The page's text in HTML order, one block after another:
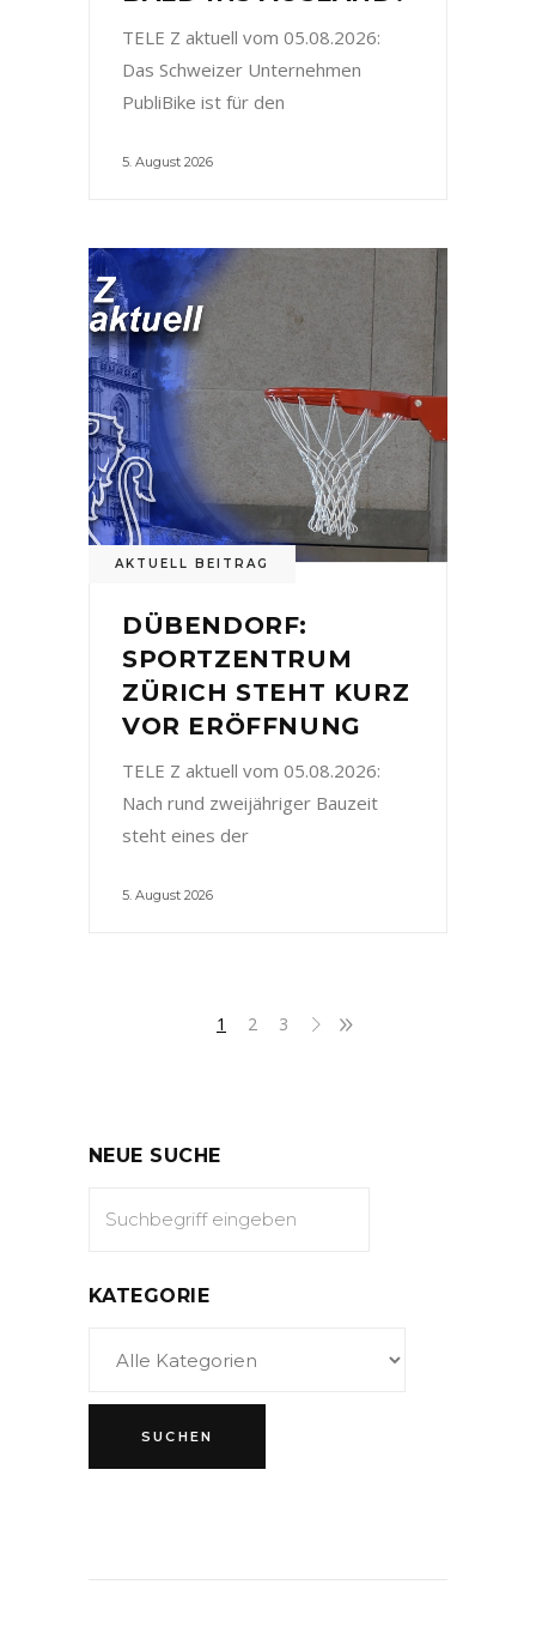
TELE Z aktuell vom 05.08.2026:
Das Schweizer Unternehmen
PubliBike ist für den
5. August 2026
AKTUELL BEITRAG
DÜBENDORF:
SPORTZENTRUM
ZÜRICH STEHT KURZ
VOR ERÖFFNUNG
TELE Z aktuell vom 05.08.2026:
Nach rund zweijähriger Bauzeit
steht eines der
5. August 2026
1 2 3
NEUE SUCHE
KATEGORIE